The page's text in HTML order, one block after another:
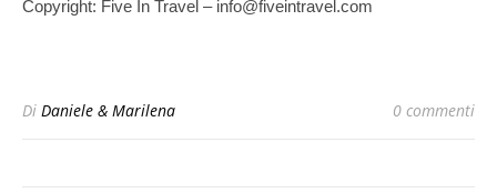
Copyright: Five In Travel – info@fiveintravel.com
Di Daniele & Marilena 0 commenti